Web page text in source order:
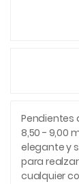
Pendientes
8,50 - 9,00
elegante y
para
cualquier